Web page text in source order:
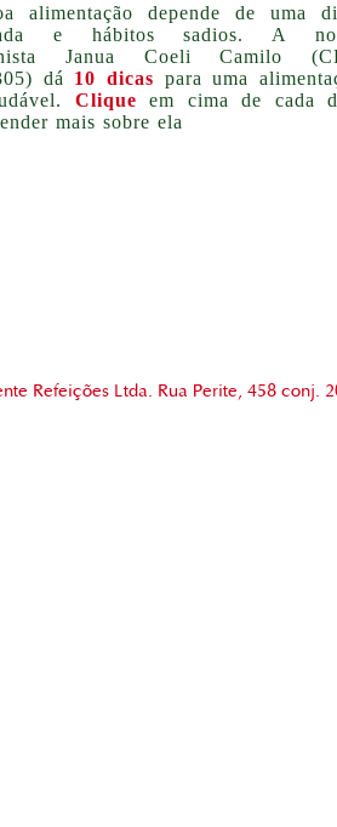
alimentação depende de uma
e hábitos sadios. A
Janua Coeli Camilo
dá 10 dicas para uma
Clique em cima de cada
mais sobre ela
Refeições Ltda. Rua Perite, 458